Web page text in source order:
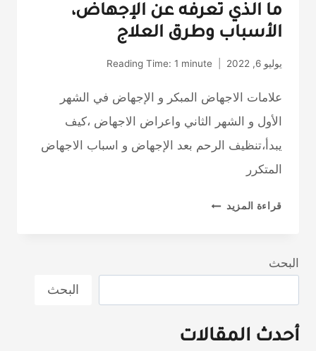
ما الذي تعرفه عن الإجهاض،
الأسباب وطرق العلاج
يوليو 6, 2022 Reading Time: 1 minute
علامات الاجهاض المبكر و الإجهاض في الشهر
الأول و الشهر الثاني واعراض الاجهاض ،كيف
يبدأ،تنظيف الرحم بعد الإجهاض و اسباب الاجهاض
المتكرر
قراءة المزيد
الإجهاض،
العلاج
البحث
البحث
أحدث المقالات